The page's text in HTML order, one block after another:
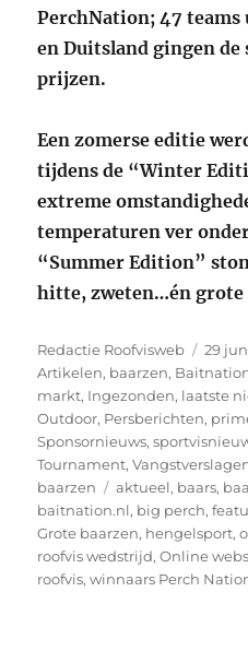
PerchNation; 47
en Duitsland gingen de
prijzen.
Een zomerse editie
tijdens de “Winter
extreme
temperaturen ver
“Summer Edition”
hitte, zweten…én grote
Auteur
Redactie Roofvisweb
op
29
Artikelen, baarzen,
markt, Ingezonden, laatste
Outdoor, Persberichten,
Sponsornieuws,
Tournament,
baarzen
Tags
aktueel, baars,
baitnation.nl, big perch,
Grote baarzen, hengelsport,
roofvis wedstrijd,Online
roofvis,winnaars Perch